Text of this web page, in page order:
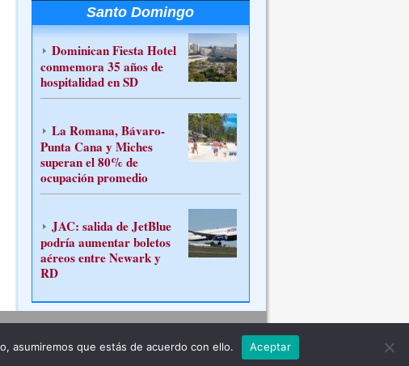
Santo Domingo
Dominican Fiesta Hotel
conmemora 35 años de
hospitalidad en SD
La Romana, Bávaro-
Punta Cana y Miches
superan el 80% de
ocupación promedio
JAC: salida de JetBlue
podría aumentar boletos
aéreos entre Newark y
RD
asumiremos que estás de acuerdo con ello. Aceptar